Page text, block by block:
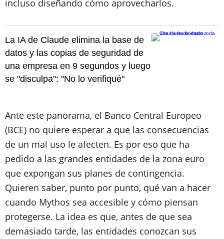
incluso diseñando cómo aprovecharlos.
La IA de Claude elimina la base de
datos y las copias de seguridad de
una empresa en 9 segundos y luego
se "disculpa": "No lo verifiqué"
Ante este panorama, el Banco Central Europeo
(BCE) no quiere esperar a que las consecuencias
de un mal uso le afecten. Es por eso que ha
pedido a las grandes entidades de la zona euro
que expongan sus planes de contingencia.
Quieren saber, punto por punto, qué van a hacer
cuando Mythos sea accesible y cómo piensan
protegerse. La idea es que, antes de que sea
demasiado tarde, las entidades conozcan sus